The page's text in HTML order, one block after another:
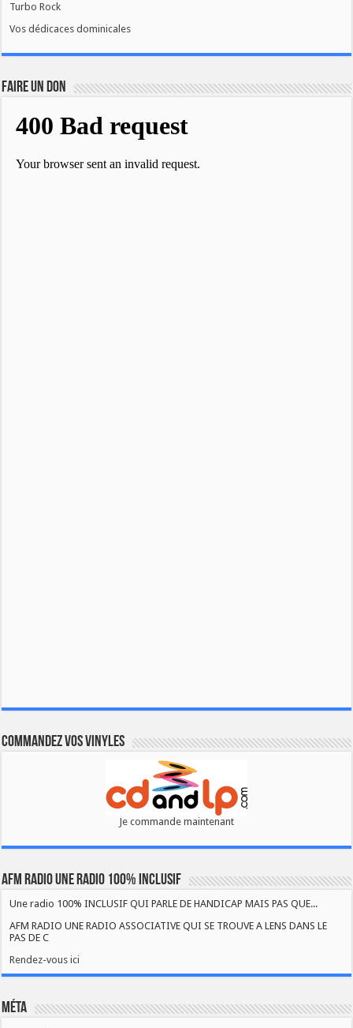
Turbo Rock
Vos dédicaces dominicales
FAIRE UN DON
Commandez vos vinyles
Je commande maintenant
AFM RADIO UNE RADIO 100% INCLUSIF
Une radio 100% INCLUSIF QUI PARLE DE HANDICAP MAIS PAS QUE...
AFM RADIO UNE RADIO ASSOCIATIVE QUI SE TROUVE A LENS DANS LE
PAS DE C
Rendez-vous ici
Méta